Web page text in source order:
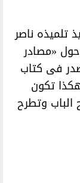
تلميذه ناصر
«مصادر
فى كتاب
هكذا تكون
وتطرح